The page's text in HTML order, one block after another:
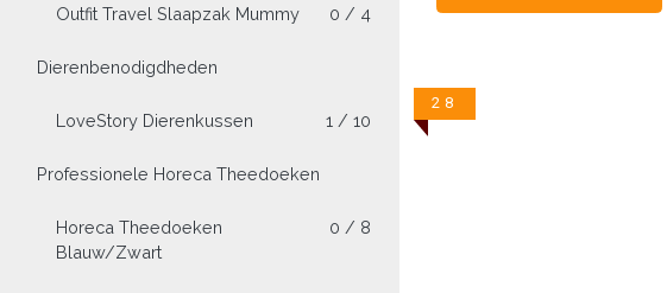
28
Outfit Travel Slaapzak Mummy 0 / 4
Dierenbenodigdheden
LoveStory Dierenkussen 1 / 10
Professionele Horeca Theedoeken
Horeca Theedoeken
Blauw/Zwart
0 / 8